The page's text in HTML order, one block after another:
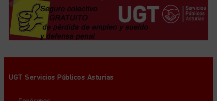
UGT Servicios Públicos Asturias